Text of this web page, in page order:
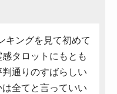
キングを見て初めて
タロットにもとも
通りのすばらしい
全てと言っていい